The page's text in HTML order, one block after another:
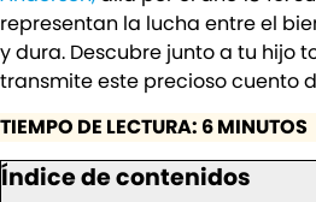
representan la lucha entre el
y dura. Descubre junto a tu hijo
transmite este precioso cuento
TIEMPO DE LECTURA: 6 MINUTOS
Índice de contenidos